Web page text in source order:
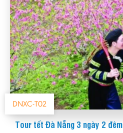
DNXC-T02
Tour tết Đà Nẵng 3 ngày 2 đêm